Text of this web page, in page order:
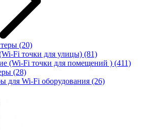
(20)
Fi точки для улицы) (81)
(Wi-Fi точки для помещений ) (411)
(28)
для Wi-Fi оборудования (26)